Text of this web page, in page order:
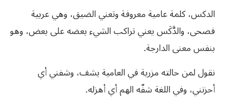
الدكس، كلمة عامية معروفة وتعني الضيق، وهي عربية
فصحى، والدَّكَس يعني تراكب الشيء بعضه على بعض، وهو
بنفس معنى الدارجة.
نقول لمن حالته مزرية في العامية يشف، وشفني أي
أحزنني، وفي اللغة شفّه الهم أي أهزله.